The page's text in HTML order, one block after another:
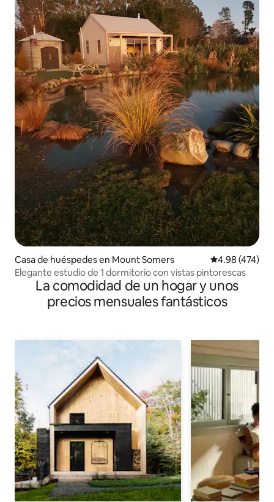
Casa de huéspedes en Mount Somers Calificación
4.98 (474)
Elegante estudio de 1 dormitorio con vistas pintorescas
La comodidad de un hogar y unos
precios mensuales fantásticos